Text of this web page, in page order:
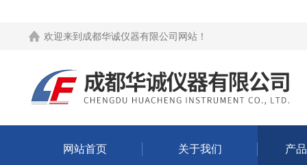
欢迎来到 成都华诚仪器有限公司网站 ！
网站首页 关于我们 产